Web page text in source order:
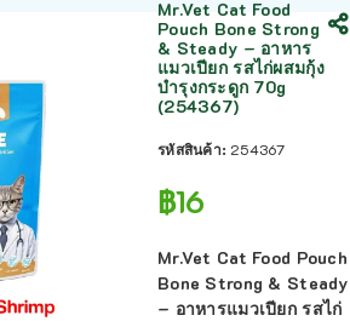
Mr.Vet Cat Food
Pouch Bone Strong
& Steady – อาหาร
แมวเปียก รสไก่ผสมกุ้ง
บำรุงกระดูก 70g
(254367)
รหัสสินค้า: 254367
฿16
Mr.Vet Cat Food Pouch
Bone Strong & Steady
– อาหารแมวเปียก รสไก่